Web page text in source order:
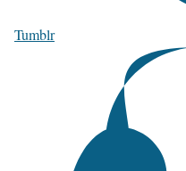
Tumblr